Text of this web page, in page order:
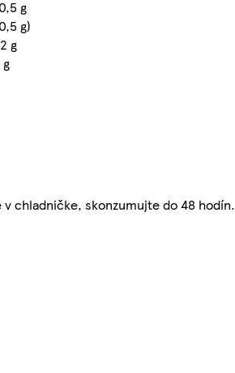
g
g)
g
g
chladničke, skonzumujte do 48 hodín.